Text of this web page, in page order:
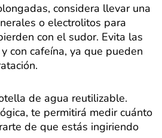
considera llevar una
o electrolitos para
con el sudor. Evita las
con cafeína, ya que pueden
de agua reutilizable.
te permitirá medir cuánto
de que estás ingiriendo